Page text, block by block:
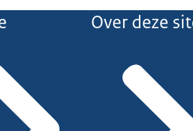
Over deze